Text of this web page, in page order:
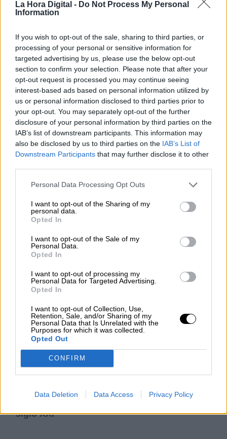
La Hora Digital - Do Not Process My Personal
Information
If you wish to opt-out of the sale, sharing to third parties, or
processing of your personal or sensitive information for
targeted advertising by us, please use the below opt-out
section to confirm your selection. Please note that after your
opt-out request is processed you may continue seeing
interest-based ads based on personal information utilized by
us or personal information disclosed to third parties prior to
your opt-out. You may separately opt-out of the further
disclosure of your personal information by third parties on the
IAB’s list of downstream participants. This information may
also be disclosed by us to third parties on the IAB’s List of
Downstream Participants that may further disclose it to other
Personal Data Processing Opt Outs
I want to opt-out of the Sharing of my
personal data.
Opted In
I want to opt-out of the Sale of my
Personal Data.
Opted In
I want to opt-out of processing my
Personal Data for Targeted Advertising.
Opted In
I want to opt-out of Collection, Use,
Retention, Sale, and/or Sharing of my
Personal Data that Is Unrelated with the
Purposes for which it was collected.
Opted Out
CONFIRM
Data Deletion Data Access Privacy Policy
extrema. "Tenemos recursos para ir a Marte,
pero seguimos teniendo cientos de millones de
En este contexto, sostuvo que el principal poder
en las sociedades contemporáneas ya no es el
político. "El poder hoy en día es económico.
Totalmente económico ", aseguró.
comienzo de un proceso
ciudadano por una Europa
social y democrática”
Por Jose Luis Martín
jueves, 8 de mayo de 2025
Hay personas que tienen una riqueza
superior a la de varios países
siglo XXI